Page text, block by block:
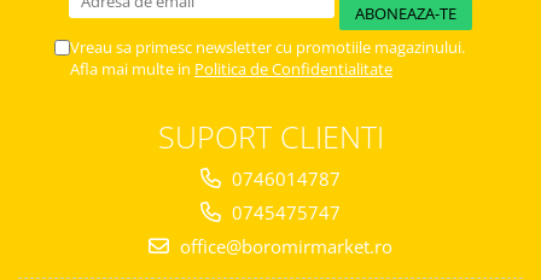
Vreau sa primesc newsletter cu promotiile magazinului.
Afla mai multe in Politica de Confidentialitate
SUPORT CLIENTI
0746014787
0745475747
office@boromirmarket.ro